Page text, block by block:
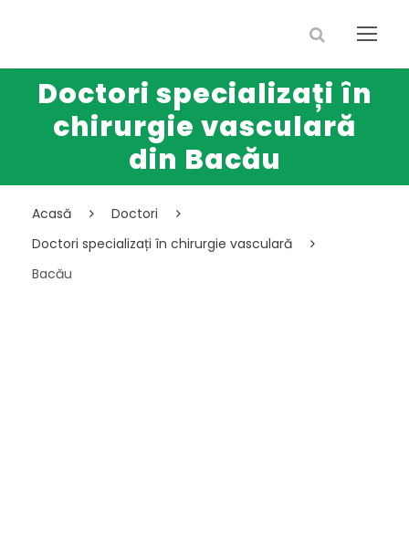
Doctori specializați în
chirurgie vasculară
din Bacău
Acasă
Doctori
Doctori specializați în chirurgie vasculară
Bacău